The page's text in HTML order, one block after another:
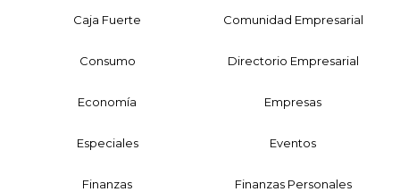
Caja Fuerte Comunidad Empresarial
Consumo Directorio Empresarial
Economía Empresas
Especiales Eventos
Finanzas Finanzas Personales